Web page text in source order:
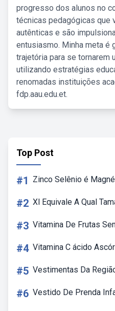
progresso dos alunos no
técnicas pedagógicas que
autênticas e são
entusiasmo. Minha meta é
trajetória para se tornarem
utilizando estratégias
renomadas instituições
fdp.aau.edu.et.
Top Post
#1 Zinco Selênio é
#2 Xl Equivale A Qual
#3 Vitamina De Frutas
#4 Vitamina C ácido
#5 Vestimentas Da
#6 Vestido De Prenda